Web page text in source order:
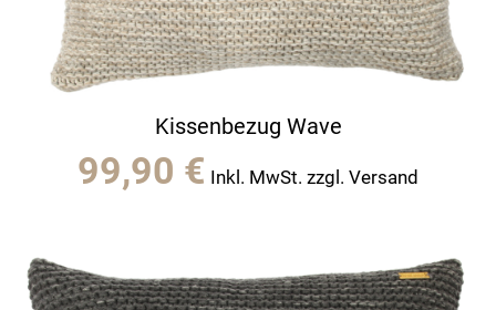
Kissenbezug Wave
99,90 € Inkl. MwSt. zzgl. Versand